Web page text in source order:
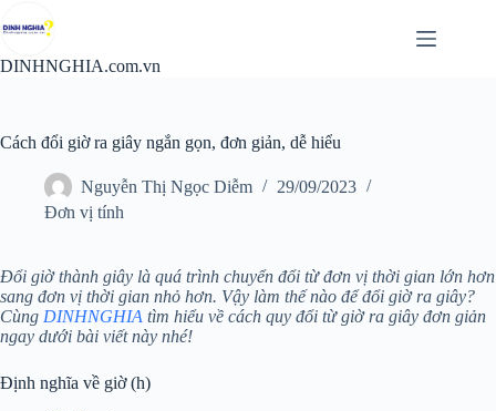
đến
nội
DINHNGHIA.com.vn
Cách đổi giờ ra giây ngắn gọn, đơn giản, dễ hiểu
Nguyễn Thị Ngọc Diễm
29/09/2023
Đơn vị tính
Đổi giờ thành giây là quá trình chuyển đổi từ đơn vị thời gian lớn hơn
sang đơn vị thời gian nhỏ hơn. Vậy làm thế nào để đổi giờ ra giây?
Cùng DINHNGHIA tìm hiểu về cách quy đổi từ giờ ra giây đơn giản
ngay dưới bài viết này nhé!
Định nghĩa về giờ (h)